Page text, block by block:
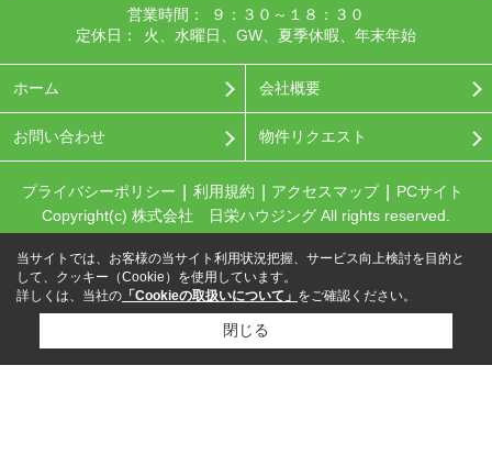
営業時間：
９：３０～１８：３０
定休日：
火、水曜日、GW、夏季休暇、年末年始
ホーム 会社概要
お問い合わせ 物件リクエスト
プライバシーポリシー 利用規約 アクセスマップ
PCサイト
Copyright(c) 株式会社 日栄ハウジング All rights reserved.
当サイトでは、お客様の当サイト利用状況把握、サービス向上検討を目的と
して、クッキー（Cookie）を使用しています。
詳しくは、当社の 「Cookieの取扱いについて」 をご確認ください。
閉じる